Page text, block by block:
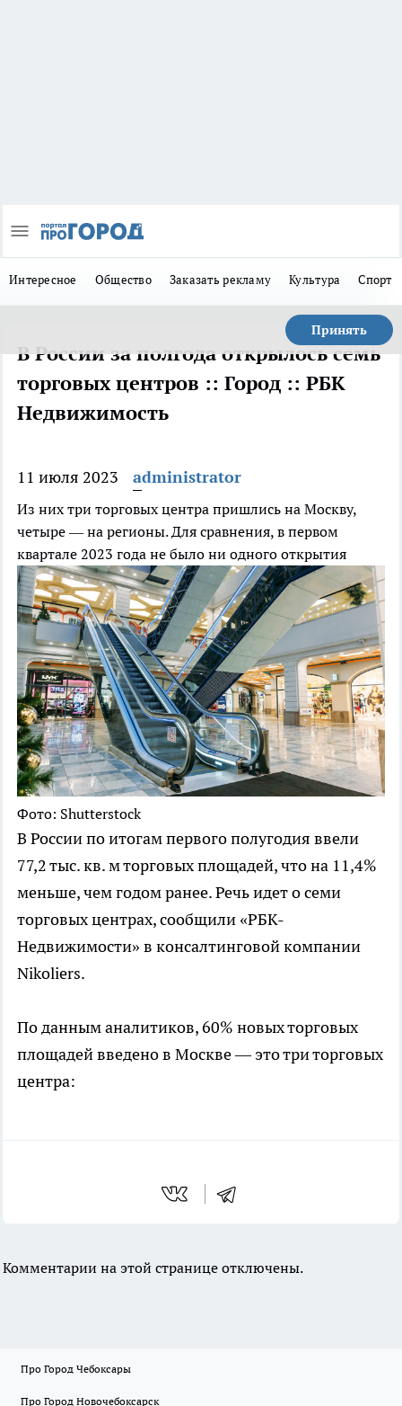
Интересное Общество Заказать рекламу Культура Спорт
Принять
В России за полгода открылось семь
торговых центров :: Город :: РБК
Недвижимость
11 июля 2023 administrator
Из них три торговых центра пришлись на Москву,
четыре — на регионы. Для сравнения, в первом
квартале 2023 года не было ни одного открытия
Фото: Shutterstock
В России по итогам первого полугодия ввели
77,2 тыс. кв. м торговых площадей, что на 11,4%
меньше, чем годом ранее. Речь идет о семи
торговых центрах, сообщили «РБК-
Недвижимости» в консалтинговой компании
Nikoliers.
По данным аналитиков, 60% новых торговых
площадей введено в Москве — это три торговых
центра:
Комментарии на этой странице отключены.
Про Город Чебоксары
Про Город Новочебоксарск